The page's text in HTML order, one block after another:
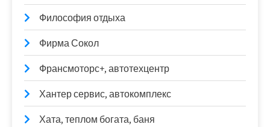
Философия отдыха
Фирма Сокол
Франсмоторс+, автотехцентр
Хантер сервис, автокомплекс
Хата, теплом богата, баня